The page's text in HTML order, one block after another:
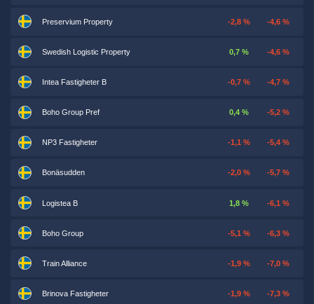
Preservium Property -2,8 % -4,6 %
Swedish Logistic Property 0,7 % -4,6 %
Intea Fastigheter B -0,7 % -4,7 %
Boho Group Pref 0,4 % -5,2 %
NP3 Fastigheter -1,1 % -5,4 %
Bonäsudden -2,0 % -5,7 %
Logistea B 1,8 % -6,1 %
Boho Group -5,1 % -6,3 %
Train Alliance -1,9 % -7,0 %
Brinova Fastigheter -1,9 % -7,3 %